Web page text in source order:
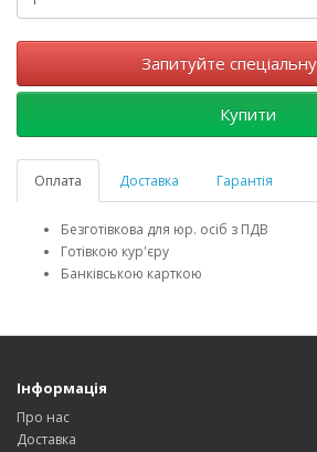
Запитуйте
Купити
Оплата Доставка Гарантія
Безготівкова для юр. осіб з ПДВ
Готівкою кур'єру
Банківською карткою
Інформація
Про нас
Доставка